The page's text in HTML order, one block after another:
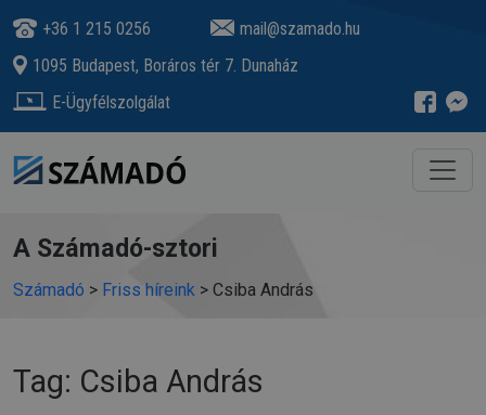
+36 1 215 0256
mail@szamado.hu
1095 Budapest, Boráros tér 7. Dunaház
E-Ügyfélszolgálat
A Számadó-sztori
Számadó > Friss híreink > Csiba András
Tag: Csiba András